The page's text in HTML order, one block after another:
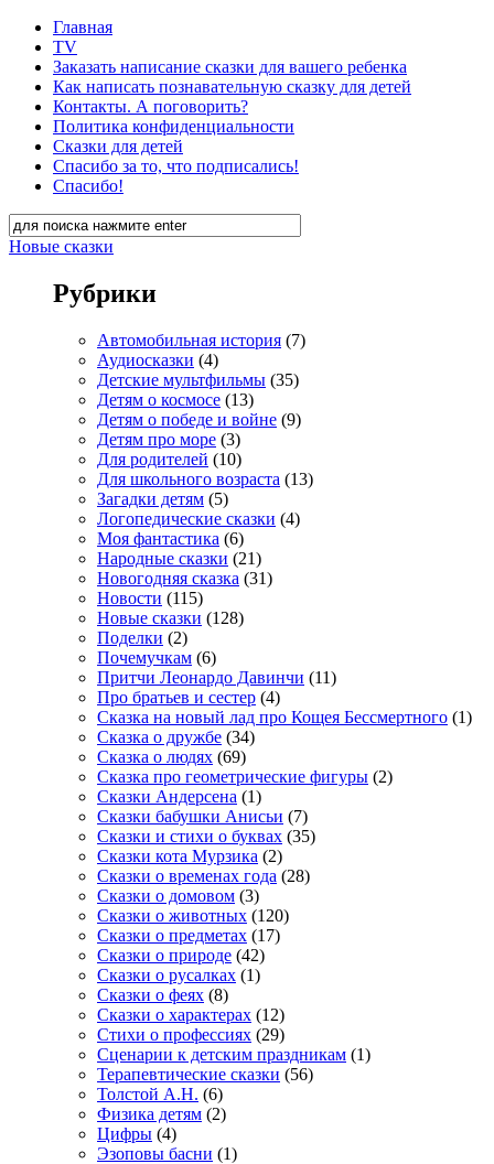
Главная
TV
Заказать написание сказки для вашего ребенка
Как написать познавательную сказку для детей
Контакты. А поговорить?
Политика конфиденциальности
Сказки для детей
Спасибо за то, что подписались!
Спасибо!
Новые сказки
Рубрики
Автомобильная история (7)
Аудиосказки (4)
Детские мультфильмы (35)
Детям о космосе (13)
Детям о победе и войне (9)
Детям про море (3)
Для родителей (10)
Для школьного возраста (13)
Загадки детям (5)
Логопедические сказки (4)
Моя фантастика (6)
Народные сказки (21)
Новогодняя сказка (31)
Новости (115)
Новые сказки (128)
Поделки (2)
Почемучкам (6)
Притчи Леонардо Давинчи (11)
Про братьев и сестер (4)
Сказка на новый лад про Кощея Бессмертного (1)
Сказка о дружбе (34)
Сказка о людях (69)
Сказка про геометрические фигуры (2)
Сказки Андерсена (1)
Сказки бабушки Анисьи (7)
Сказки и стихи о буквах (35)
Сказки кота Мурзика (2)
Сказки о временах года (28)
Сказки о домовом (3)
Сказки о животных (120)
Сказки о предметах (17)
Сказки о природе (42)
Сказки о русалках (1)
Сказки о феях (8)
Сказки о характерах (12)
Стихи о профессиях (29)
Сценарии к детским праздникам (1)
Терапевтические сказки (56)
Толстой А.Н. (6)
Физика детям (2)
Цифры (4)
Эзоповы басни (1)